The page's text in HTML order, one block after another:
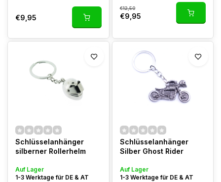
€9,95
€12,50
€9,95
Schlüsselanhänger
silberner Rollerhelm
Auf Lager
1-3 Werktage für DE & AT
Schlüsselanhänger
Silber Ghost Rider
Auf Lager
1-3 Werktage für DE & AT